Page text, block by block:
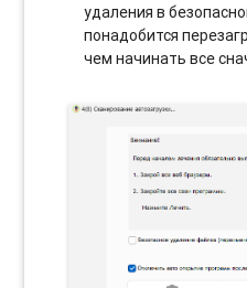
удаления в
понадобится
чем начинать все